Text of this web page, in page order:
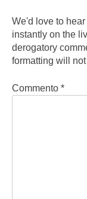
We'd love to
instantly on the
derogatory
formatting will
Commento *